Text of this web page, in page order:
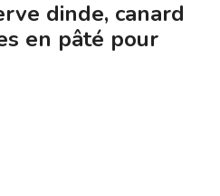
dinde, canard
en pâté pour